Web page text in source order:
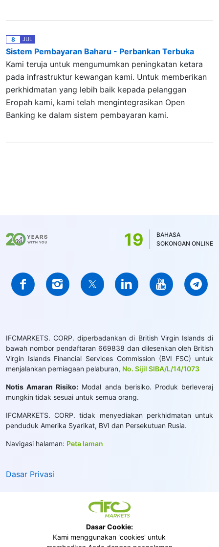
8 JUL
Sistem Pembayaran Baharu - Perbankan Terbuka
Kami teruja untuk mengumumkan peningkatan ketara
pada infrastruktur kewangan kami. Untuk memberikan
perkhidmatan yang lebih baik kepada pelanggan
Eropah kami, kami telah mengintegrasikan Open
Banking ke dalam sistem pembayaran kami.
19
BAHASA
SOKONGAN ONLINE
IFCMARKETS. CORP. diperbadankan di British Virgin Islands di
bawah nombor pendaftaran 669838 dan dilesenkan oleh British
Virgin Islands Financial Services Commission (BVI FSC) untuk
menjalankan perniagaan pelaburan, No. Sijil SIBA/L/14/1073
Notis Amaran Risiko: Modal anda berisiko. Produk berleveraj
mungkin tidak sesuai untuk semua orang.
IFCMARKETS. CORP. tidak menyediakan perkhidmatan untuk
penduduk Amerika Syarikat, BVI dan Persekutuan Rusia.
Navigasi halaman: Peta laman
Dasar Privasi
Dasar Cookie:
Kami menggunakan 'cookies' untuk